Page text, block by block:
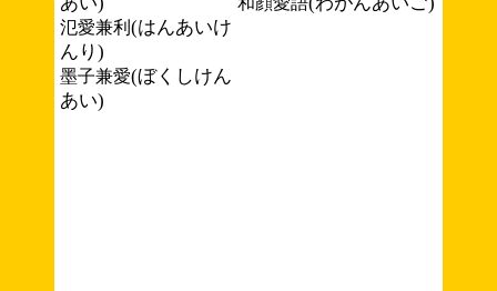
氾愛兼利 (はんあいけ
んり)
墨子兼愛(ぼくしけん
あい)